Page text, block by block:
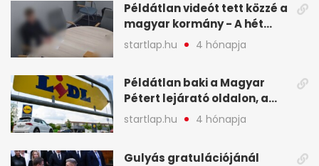
Példátlan videót tett közzé a
magyar kormány - A hét
legfontosabb hírei
képekben
startlap.hu 4 hónapja
Példátlan baki a Magyar
Pétert lejárató oldalon, a
Lidlnek azonnal lépnie
kellett - A hét legfontosabb
startlap.hu 4 hónapja
Gulyás gratulációjánál